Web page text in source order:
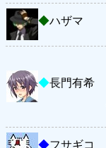
◆ハザマ
◆長門有希
◆フサギコ